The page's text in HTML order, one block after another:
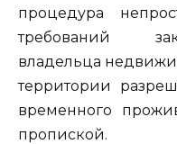
процедура
требований
владельца
территории
временного
пропиской.